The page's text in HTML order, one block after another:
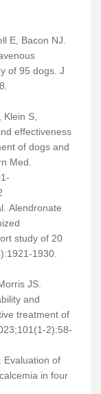
E, Bacon NJ.
of 95 dogs. J
S,
effectiveness
of dogs and
Med.
Alendronate
study of 20
1930.
JS.
and
treatment of
2):58-
Evaluation of
in four